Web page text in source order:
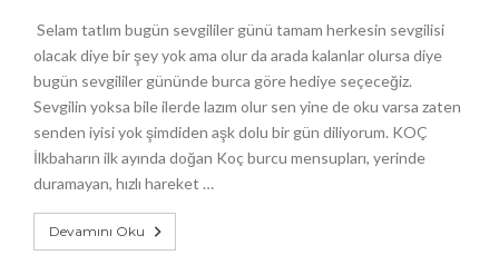
Selam tatlım bugün sevgililer günü tamam herkesin sevgilisi
olacak diye bir şey yok ama olur da arada kalanlar olursa diye
bugün sevgililer gününde burca göre hediye seçeceğiz.
Sevgilin yoksa bile ilerde lazım olur sen yine de oku varsa zaten
senden iyisi yok şimdiden aşk dolu bir gün diliyorum. KOÇ
İlkbaharın ilk ayında doğan Koç burcu mensupları, yerinde
duramayan, hızlı hareket …
Devamını Oku